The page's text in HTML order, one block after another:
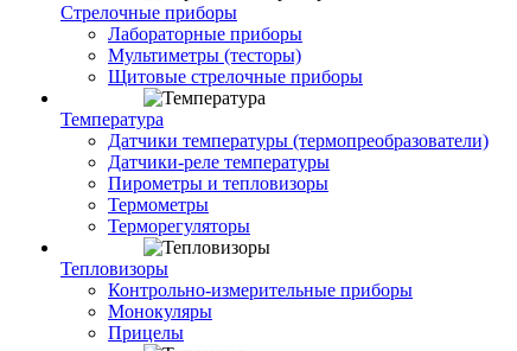
Стрелочные приборы
Лабораторные приборы
Мультиметры (тесторы)
Щитовые стрелочные приборы
Температура
Датчики температуры (термопреобразователи)
Датчики-реле температуры
Пирометры и тепловизоры
Термометры
Терморегуляторы
Тепловизоры
Контрольно-измерительные приборы
Монокуляры
Прицелы